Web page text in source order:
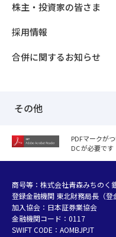
株主・投資家の皆さま
採用情報
合併に関するお知らせ
その他
紛失した場合
個人データおよび法人情報に関
マネー・ローンダリング等及び
販売勧誘方針
お客さまの資産形成支援に向け
PDFマークが
DC が必要です
商号等：株式会社青森みち
登録金融機関 東北財務局長
加入協会：日本証券業協会
金融機関コード：0117
SWIFT CODE：AOMBJPJT